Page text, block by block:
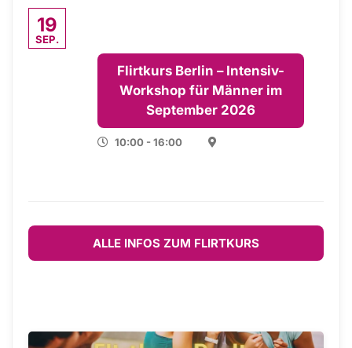
19
SEP.
Flirtkurs Berlin – Intensiv-
Workshop für Männer im
September 2026
10:00 - 16:00
ALLE INFOS ZUM FLIRTKURS